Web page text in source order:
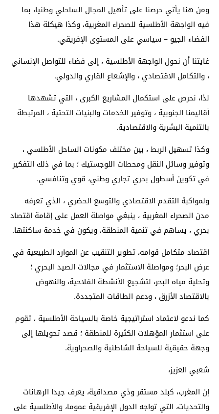
ومن هنا يأتي حرصنا على تأهيل المجال الساحلي وطنيا، بما
فيه الواجهة الأطلسية للصحراء المغربية، وكذا هيكلة هذا
الفضاء الجيو – سياسي على المستوى الإفريقي.
غايتنا أن نحول الواجهة الأطلسية ، إلى فضاء للتواصل الإنساني
، والتكامل الاقتصادي ، والإشعاع القاري والدولي.
لذا، نحرص على استكمال المشاريع الكبرى ، التي تشهدها
أقاليمنا الجنوبية ، وتوفير الخدمات والبنيات التحتية ، المرتبطة
بالتنمية البشرية والاقتصادية.
وكذا تسهيل الربط ، بين مختلف مكونات الساحل الأطلسي ،
وتوفير وسائل النقل ومحطات اللوجستيك ؛ بما في ذلك التفكير
في تكوين أسطول بحري تجاري وطني، قوي وتنافسي.
ولمواكبة التقدم الاقتصادي والتوسع الحضري ، الذي تعرفه
مدن الصحراء المغربية ، ينبغي مواصلة العمل على إقامة اقتصاد
بحري ، يساهم في تنمية المنطقة، ويكون في خدمة ساكنتها.
اقتصاد متكامل قوامه، تطوير التنقيب عن الموارد الطبيعية في
عرض البحر؛ ومواصلة الاستثمار في مجالات الصيد البحري ؛
وتحلية مياه البحر، لتشجيع الأنشطة الفلاحية، والنهوض
بالاقتصاد الأزرق ، ودعم الطاقات المتجددة.
كما ندعو لاعتماد استراتيجية خاصة بالسياحة الأطلسية ، تقوم
على استثمار المؤهلات الكثيرة للمنطقة ؛ قصد تحويلها إلى
وجهة حقيقية للسياحة الشاطئية والصحراوية.
شعبي العزيز،
إن المغرب، کبلد مستقر وذي مصداقية، يعرف جيدا الرهانات
والتحديات، التي تواجه الدول الإفريقية عموما، والأطلسية على